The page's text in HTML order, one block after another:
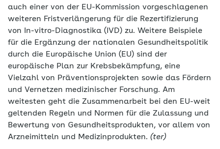
auch einer von der EU-Kommission vorgeschlagenen
weiteren Fristverlängerung für die Rezertifizierung
von In-vitro-Diagnostika (IVD) zu. Weitere Beispiele
für die Ergänzung der nationalen Gesundheitspolitik
durch die Europäische Union (EU) sind der
europäische Plan zur Krebsbekämpfung, eine
Vielzahl von Präventionsprojekten sowie das Fördern
und Vernetzen medizinischer Forschung. Am
weitesten geht die Zusammenarbeit bei den EU-weit
geltenden Regeln und Normen für die Zulassung und
Bewertung von Gesundheitsprodukten, vor allem von
Arzneimitteln und Medizinprodukten. (ter)